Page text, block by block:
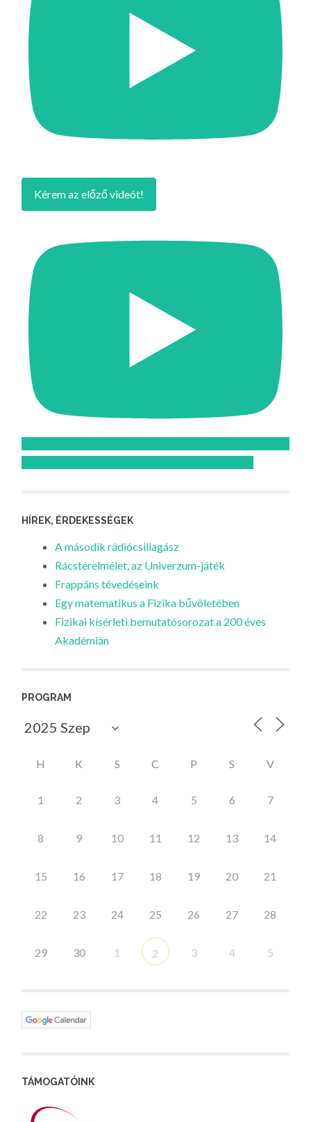
Kérem az előző videót!
HÍREK, ÉRDEKESSÉGEK
A második rádiócsillagász
Rácstérelmélet, az Univerzum-játék
Frappáns tévedéseink
Egy matematikus a Fizika bűvöletében
Fizikai kísérleti bemutatósorozat a 200 éves
Akadémián
PROGRAM
H K S C P S V
1 2 3 4 5 6 7
8 9 10 11 12 13 14
15 16 17 18 19 20 21
22 23 24 25 26 27 28
29 30 1 2 3 4 5
TÁMOGATÓINK